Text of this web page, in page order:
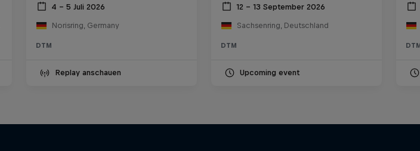
4 – 5 Juli 2026
Norisring, Germany
DTM
Replay anschauen
12 – 13 September 2026
Sachsenring, Deutschland
DTM
Upcoming event